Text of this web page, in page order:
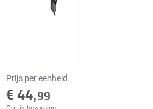
Prijs per eenheid
€ 44,99